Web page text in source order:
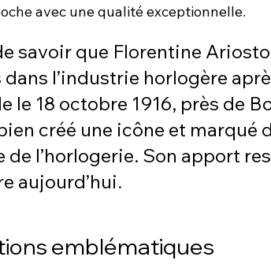
avec une qualité exceptionnelle.
savoir que Florentine
l’industrie horlogère
le 18 octobre 1916, près de
créé une icône et marqué
l’horlogerie. Son apport
aujourd’hui.
emblématiques